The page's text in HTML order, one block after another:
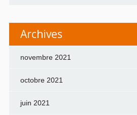
Archives
novembre 2021
octobre 2021
juin 2021